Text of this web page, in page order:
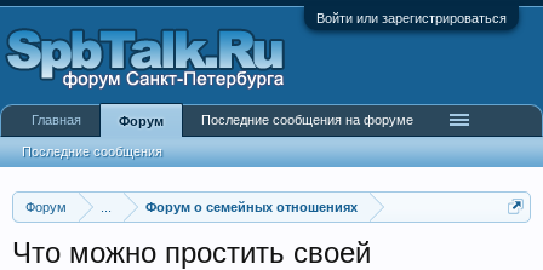
Войти или зарегистрироваться
Форум Форум о семейных отношениях
Что можно простить своей
Главная Форум
Последние сообщения
Последние сообщения на форуме